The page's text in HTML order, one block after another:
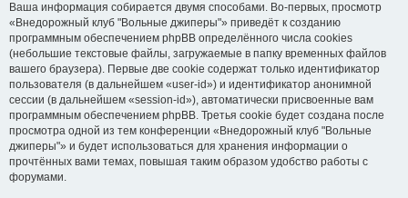
Ваша информация собирается двумя способами. Во-первых, просмотр
«Внедорожный клуб "Вольные джиперы"» приведёт к созданию
программным обеспечением phpBB определённого числа cookies
(небольшие текстовые файлы, загружаемые в папку временных файлов
вашего браузера). Первые две cookie содержат только идентификатор
пользователя (в дальнейшем «user-id») и идентификатор анонимной
сессии (в дальнейшем «session-id»), автоматически присвоенные вам
программным обеспечением phpBB. Третья cookie будет создана после
просмотра одной из тем конференции «Внедорожный клуб "Вольные
джиперы"» и будет использоваться для хранения информации о
прочтённых вами темах, повышая таким образом удобство работы с
форумами.